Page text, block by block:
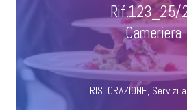
Rif.123_25/
Cameriera
RISTORAZIONE, Servizi